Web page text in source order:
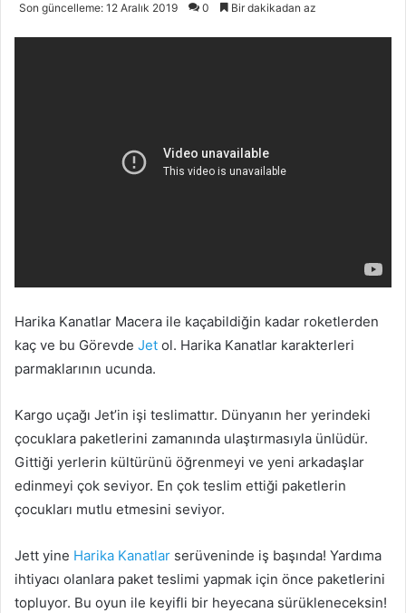
Son güncelleme: 12 Aralık 2019 0 Bir dakikadan az
Harika Kanatlar Macera ile kaçabildiğin kadar roketlerden
kaç ve bu Görevde Jet ol. Harika Kanatlar karakterleri
parmaklarının ucunda.
Kargo uçağı Jet’in işi teslimattır. Dünyanın her yerindeki
çocuklara paketlerini zamanında ulaştırmasıyla ünlüdür.
Gittiği yerlerin kültürünü öğrenmeyi ve yeni arkadaşlar
edinmeyi çok seviyor. En çok teslim ettiği paketlerin
çocukları mutlu etmesini seviyor.
Jett yine Harika Kanatlar serüveninde iş başında! Yardıma
ihtiyacı olanlara paket teslimi yapmak için önce paketlerini
topluyor. Bu oyun ile keyifli bir heyecana sürükleneceksin!